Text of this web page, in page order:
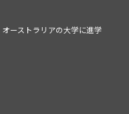
ーストラリアの大学に進学